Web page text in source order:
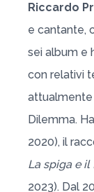
Riccardo
e cantante,
sei album e
con relativi
attualmente
Dilemma.
2020), il
La spiga e il
2023). Dal